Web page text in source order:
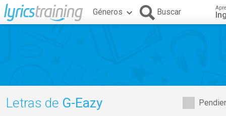
Géneros Buscar
Letras de G-Eazy